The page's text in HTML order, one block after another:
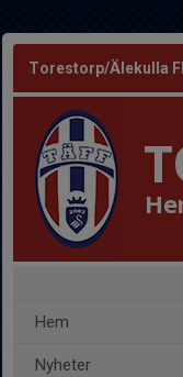
Torestorp/Älekulla
Hem
Nyheter